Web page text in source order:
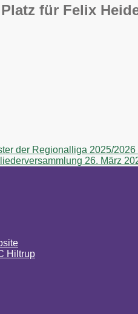
für Felix
der Regionalliga 2025/
26. März
Hiltrup